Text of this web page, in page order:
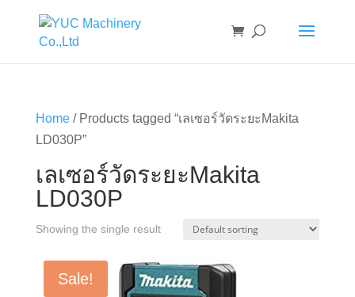
Home/ Products tagged “เลเซอร์วัดระยะMakita
LD030P”
เลเซอร์วัดระยะMakita
LD030P
Showing the single result
Sale!